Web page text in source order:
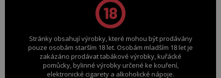
Stránky obsahují výrobky, které mohou být prodávány
pouze osobám starším 18 let. Osobám mladším 18 let je
zakázáno prodávat tabákové výrobky, kuřácké
pomůcky, bylinné výrobky určené ke kouření,
elektronické cigarety a alkoholické nápoje.